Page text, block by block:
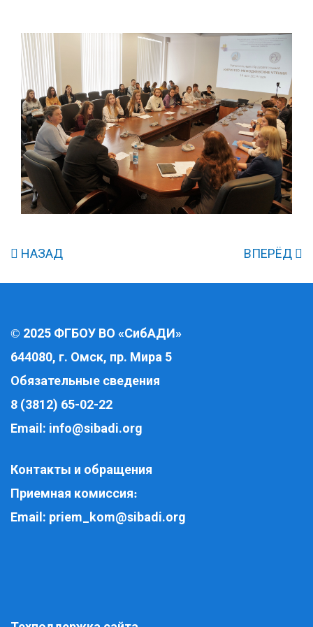
НАЗАД ВПЕРЁД
© 2025 ФГБОУ ВО «СибАДИ»
644080, г. Омск, пр. Мира 5
Обязательные сведения
8 (3812) 65-02-22
Email: info@sibadi.org
Контакты и обращения
Приемная комиссия:
Email: priem_kom@sibadi.org